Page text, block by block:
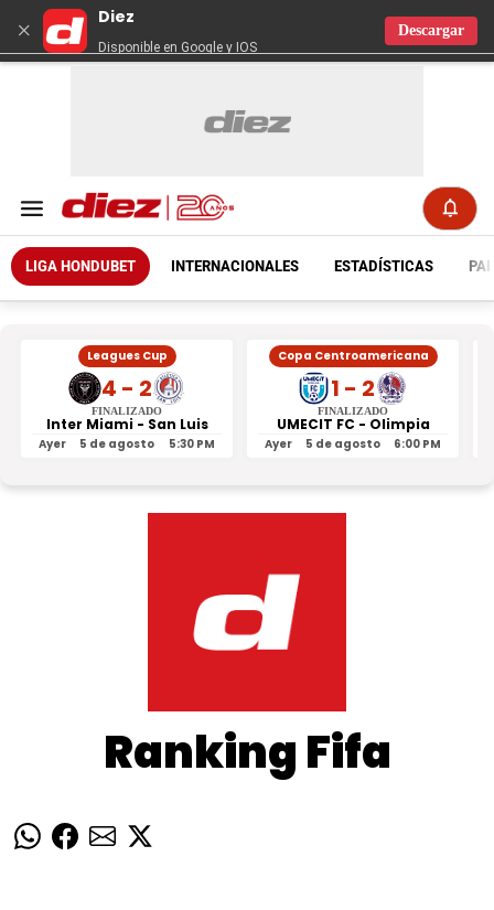
×
Diez
Disponible en Google y IOS
Descargar
LIGA HONDUBET INTERNACIONALES ESTADÍSTICAS
Leagues Cup
4 - 2
FINALIZADO
Inter Miami - San Luis
Ayer 5 de agosto 5:30 PM
Copa Centroamericana
1 - 2
FINALIZADO
UMECIT FC - Olimpia
Ayer 5 de agosto 6:00 PM
Ranking Fifa